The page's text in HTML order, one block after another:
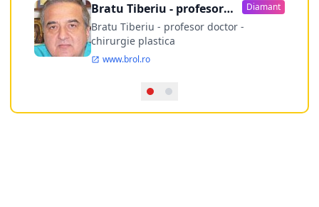
Bratu Tiberiu - profesor
doctor
Diamant
Bratu Tiberiu - profesor doctor -
chirurgie plastica
www.brol.ro